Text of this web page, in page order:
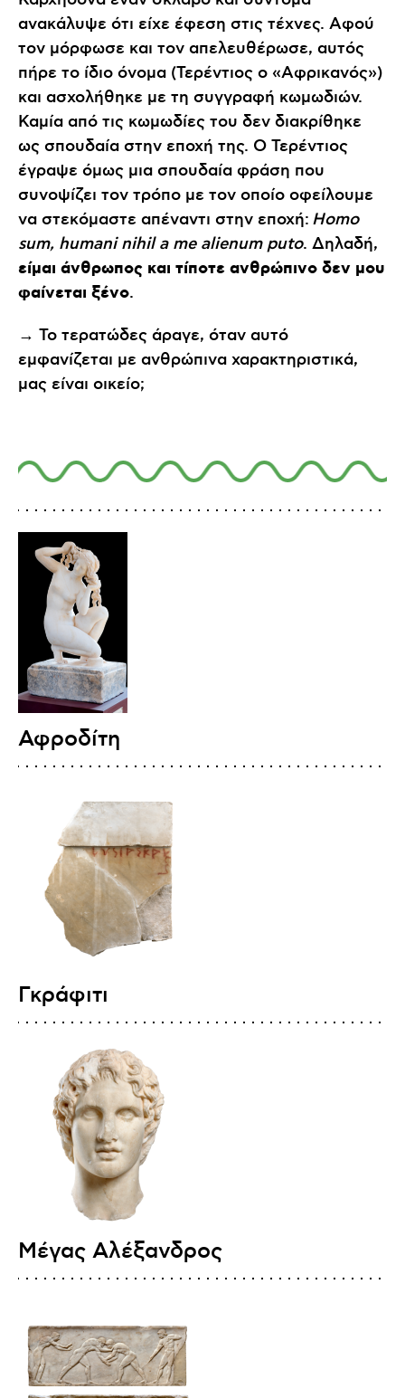
ανακάλυψε ότι είχε έφεση στις τέχνες. Αφού
τον μόρφωσε και τον απελευθέρωσε, αυτός
πήρε το ίδιο όνομα (Τερέντιος ο «Αφρικανός»)
και ασχολήθηκε με τη συγγραφή κωμωδιών.
Καμία από τις κωμωδίες του δεν διακρίθηκε
ως σπουδαία στην εποχή της. Ο Τερέντιος
έγραψε όμως μια σπουδαία φράση που
συνοψίζει τον τρόπο με τον οποίο οφείλουμε
να στεκόμαστε απέναντι στην εποχή: Homo
sum, humani nihil a me alienum puto. Δηλαδή,
είμαι άνθρωπος και τίποτε ανθρώπινο δεν μου
φαίνεται ξένο.
→ Το τερατώδες άραγε, όταν αυτό
εμφανίζεται με ανθρώπινα χαρακτηριστικά,
μας είναι οικείο;
Αφροδίτη
Γκράφιτι
Μέγας Αλέξανδρος